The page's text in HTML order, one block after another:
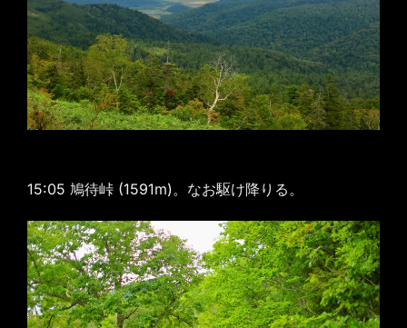
15:05 鳩待峠 (1591m)。なお駆け降りる。